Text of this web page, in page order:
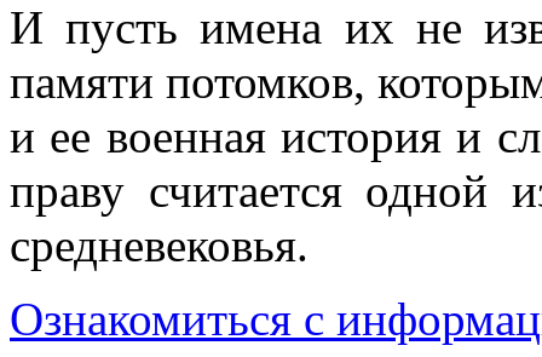
И пусть имена их не
памяти потомков,
и ее военная история и
праву считается
средневековья.
Ознакомиться с